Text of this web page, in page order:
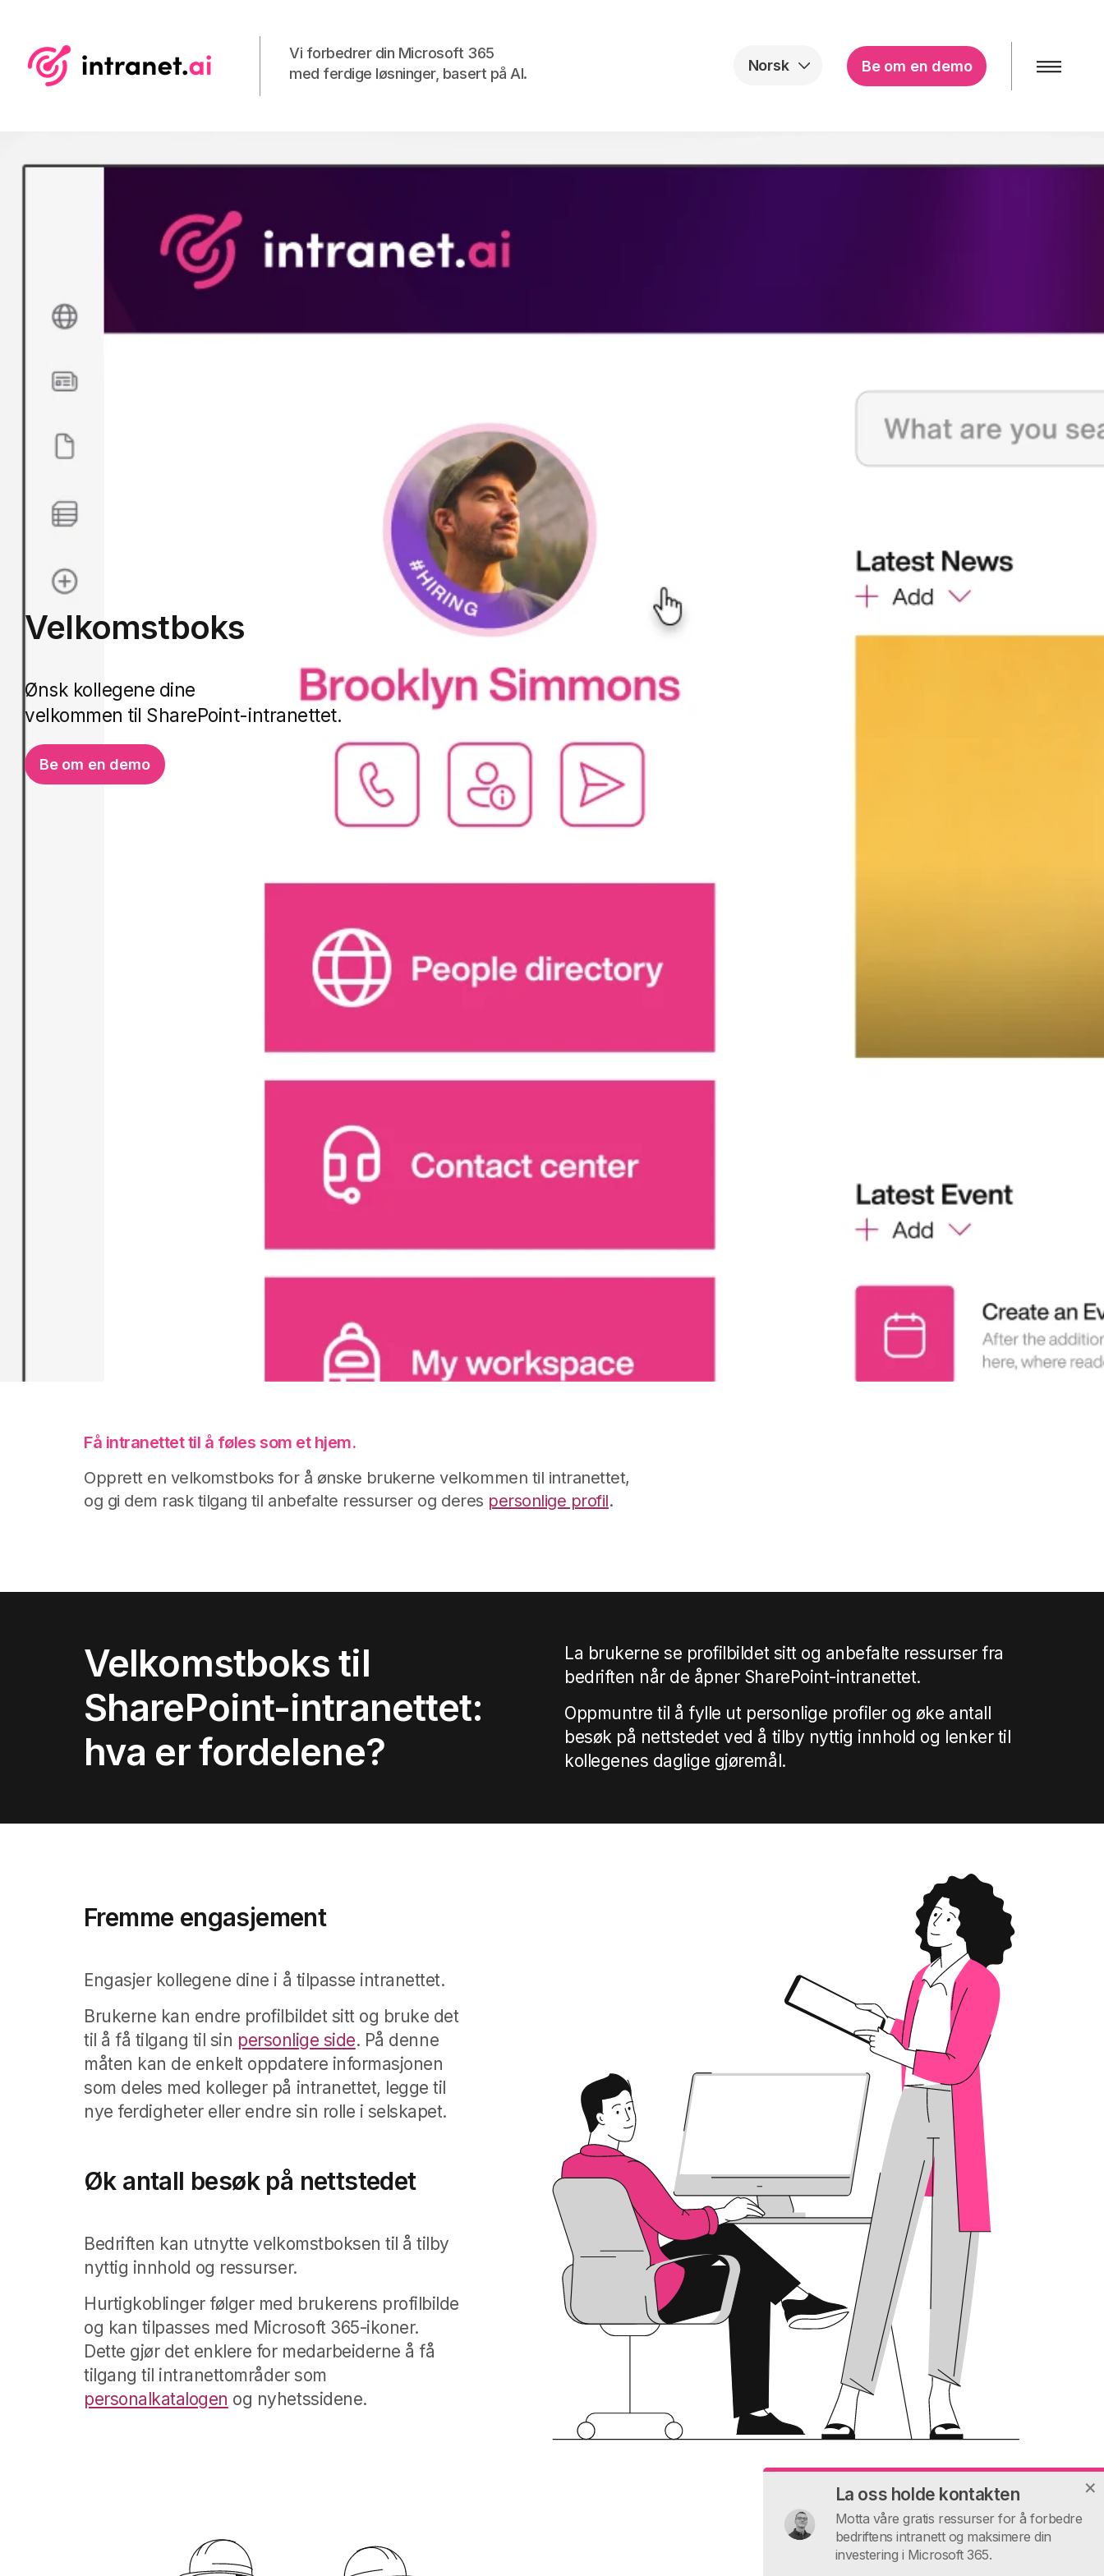
Vi forbedrer din Microsoft 365
med ferdige løsninger, basert på AI.
Norsk Be om en demo
Velkomstboks
Ønsk kollegene dine
velkommen til SharePoint-intranettet.
Be om en demo
Få intranettet til å føles som et hjem.
Opprett en velkomstboks for å ønske brukerne velkommen til intranettet,
og gi dem rask tilgang til anbefalte ressurser og deres personlige profil.
Velkomstboks til
SharePoint-intranettet:
hva er fordelene?
La brukerne se profilbildet sitt og anbefalte ressurser fra
bedriften når de åpner SharePoint-intranettet.
Oppmuntre til å fylle ut personlige profiler og øke antall
besøk på nettstedet ved å tilby nyttig innhold og lenker til
kollegenes daglige gjøremål.
Fremme engasjement
Engasjer kollegene dine i å tilpasse intranettet.
Brukerne kan endre profilbildet sitt og bruke det
til å få tilgang til sin personlige side. På denne
måten kan de enkelt oppdatere informasjonen
som deles med kolleger på intranettet, legge til
nye ferdigheter eller endre sin rolle i selskapet.
Øk antall besøk på nettstedet
Bedriften kan utnytte velkomstboksen til å tilby
nyttig innhold og ressurser.
Hurtigkoblinger følger med brukerens profilbilde
og kan tilpasses med Microsoft 365-ikoner.
Dette gjør det enklere for medarbeiderne å få
tilgang til intranettområder som
personalkatalogen og nyhetssidene.
La oss holde kontakten
Motta våre gratis ressurser for å forbedre
bedriftens intranett og maksimere din
investering i Microsoft 365.